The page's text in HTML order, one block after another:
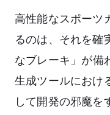
高性能なスポーツ
るのは、それを確
なブレーキ」が備
生成ツールにおけ
して開発の邪魔を